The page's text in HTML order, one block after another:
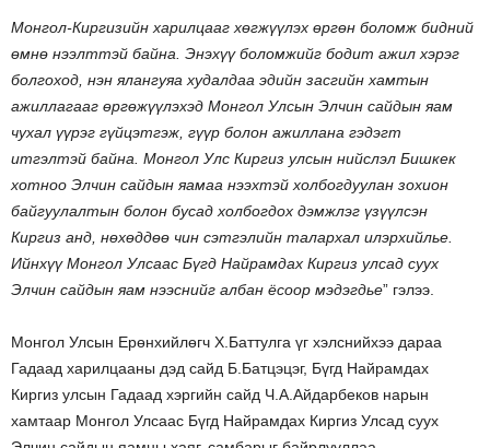
Монгол-Киргизийн харилцааг хөгжүүлэх өргөн боломж бидний
өмнө нээлттэй байна. Энэхүү боломжийг бодит ажил хэрэг
болгоход, нэн ялангуяа худалдаа эдийн засгийн хамтын
ажиллагааг өргөжүүлэхэд Монгол Улсын Элчин сайдын яам
чухал үүрэг гүйцэтгэж, гүүр болон ажиллана гэдэгт
итгэлтэй байна. Монгол Улс Киргиз улсын нийслэл Бишкек
хотноо Элчин сайдын яамаа нээхтэй холбогдуулан зохион
байгуулалтын болон бусад холбогдох дэмжлэг үзүүлсэн
Киргиз анд, нөхөддөө чин сэтгэлийн талархал илэрхийлье.
Ийнхүү Монгол Улсаас Бүгд Найрамдах Киргиз улсад суух
Элчин сайдын яам нээснийг албан ёсоор мэдэгдье” гэлээ.
Монгол Улсын Ерөнхийлөгч Х.Баттулга үг хэлснийхээ дараа
Гадаад харилцааны дэд сайд Б.Батцэцэг, Бүгд Найрамдах
Киргиз улсын Гадаад хэргийн сайд Ч.А.Айдарбеков нарын
хамтаар Монгол Улсаас Бүгд Найрамдах Киргиз Улсад суух